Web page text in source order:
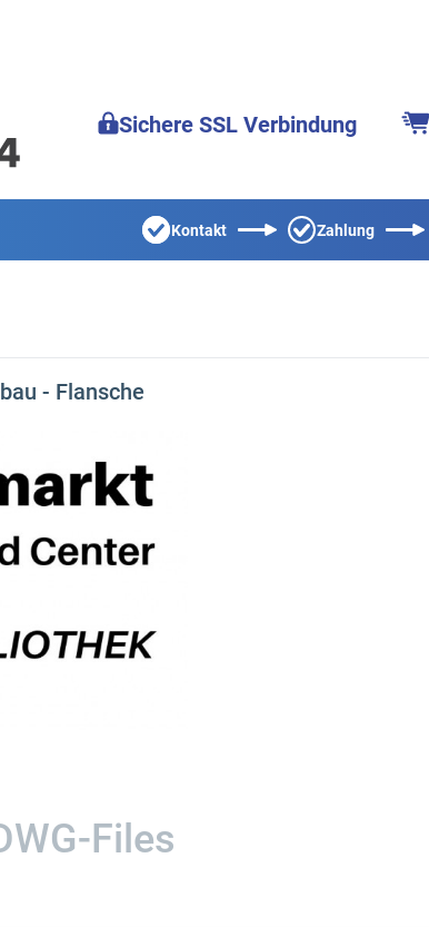
Sichere SSL Verbindung
Kontakt Zahlung
- Flansche
Files